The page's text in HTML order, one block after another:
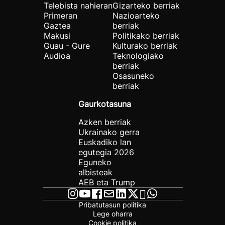
Telebista nahieran
Primeran
Gaztea
Makusi
Guau - Gure
Audioa
Gizarteko berriak
Nazioarteko
berriak
Politikako berriak
Kulturako berriak
Teknologiako
berriak
Osasuneko
berriak
Gaurkotasuna
Azken berriak
Ukrainako gerra
Euskadiko lan
egutegia 2026
Eguneko
albisteak
AEB eta Trump
Pribatutasun politika
Lege oharra
Cookie politika